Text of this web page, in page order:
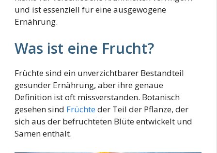
und ist essenziell für eine ausgewogene
Ernährung.
Was ist eine Frucht?
Früchte sind ein unverzichtbarer Bestandteil
gesunder Ernährung, aber ihre genaue
Definition ist oft missverstanden. Botanisch
gesehen sind Früchteder Teil der Pflanze, der
sich aus der befruchteten Blüte entwickelt und
Samen enthält.